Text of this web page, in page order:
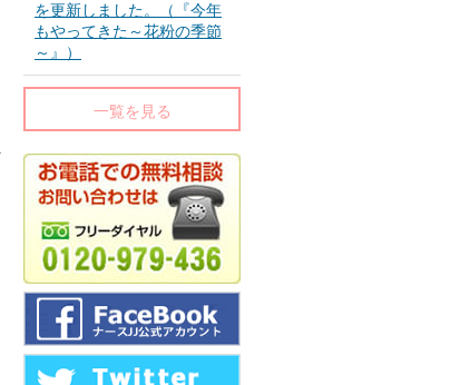
を更新しました。（『今年
もやってきた～花粉の季節
～』）
一覧を見る